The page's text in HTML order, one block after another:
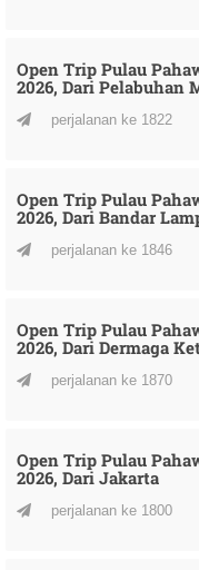
Open Trip Pulau
2026, Dari Pelabuhan
perjalanan ke 1822
Open Trip Pulau
2026, Dari Bandar
perjalanan ke 1846
Open Trip Pulau
2026, Dari Dermaga
perjalanan ke 1870
Open Trip Pulau
2026, Dari Jakarta
perjalanan ke 1800